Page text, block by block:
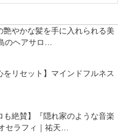
艶やかな髪を手に入れられる美
のヘアサロ…
をリセット】マインドフルネス
も絶賛】『隠れ家のような音楽
セラフィ｜祐天…